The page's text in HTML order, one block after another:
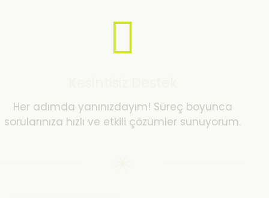
Her adımda yanınızdayım! Süreç boyunca
sorularınıza hızlı ve etkili çözümler sunuyorum.